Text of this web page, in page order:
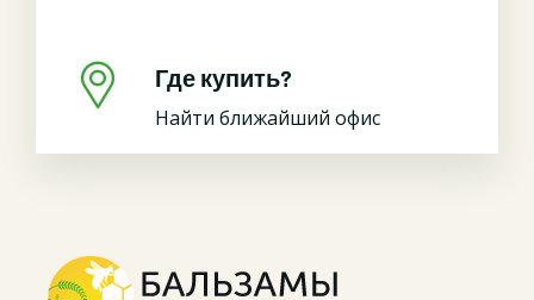
Где купить?
Найти ближайший офис